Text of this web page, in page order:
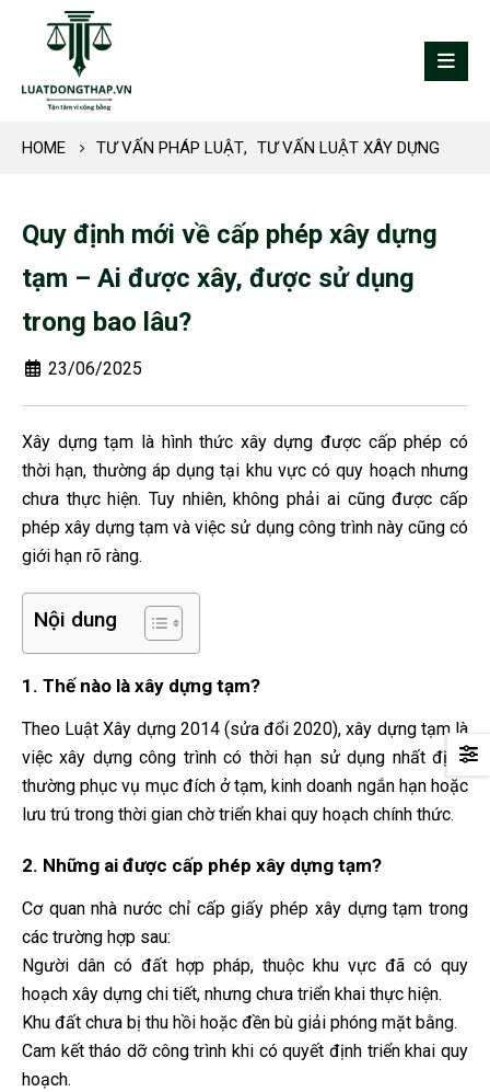
HOME TƯ VẤN PHÁP LUẬT, TƯ VẤN LUẬT XÂY DỰNG
Quy định mới về cấp phép xây dựng
tạm – Ai được xây, được sử dụng
trong bao lâu?
23/06/2025
Xây dựng tạm là hình thức xây dựng được cấp phép có
thời hạn, thường áp dụng tại khu vực có quy hoạch nhưng
chưa thực hiện. Tuy nhiên, không phải ai cũng được cấp
phép xây dựng tạm và việc sử dụng công trình này cũng có
giới hạn rõ ràng.
Nội dung
1. Thế nào là xây dựng tạm?
Theo Luật Xây dựng 2014 (sửa đổi 2020), xây dựng tạm là
việc xây dựng công trình có thời hạn sử dụng nhất định,
thường phục vụ mục đích ở tạm, kinh doanh ngắn hạn hoặc
lưu trú trong thời gian chờ triển khai quy hoạch chính thức.
2. Những ai được cấp phép xây dựng tạm?
Cơ quan nhà nước chỉ cấp giấy phép xây dựng tạm trong
các trường hợp sau:
Người dân có đất hợp pháp, thuộc khu vực đã có quy
hoạch xây dựng chi tiết, nhưng chưa triển khai thực hiện.
Khu đất chưa bị thu hồi hoặc đền bù giải phóng mặt bằng.
Cam kết tháo dỡ công trình khi có quyết định triển khai quy
hoạch.